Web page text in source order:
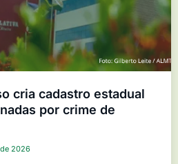
cria cadastro estadual
por crime de
2026